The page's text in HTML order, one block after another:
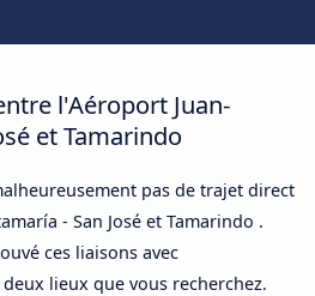
l'Aéroport Juan-
et Tamarindo
pas de trajet direct
- San José et Tamarindo .
ces liaisons avec
lieux que vous recherchez.